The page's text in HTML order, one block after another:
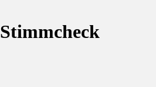
Stimmcheck